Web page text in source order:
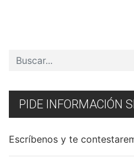
PIDE INFORMACIÓN
Escríbenos y te